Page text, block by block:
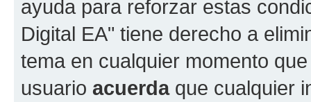
ayuda para reforzar estas
Digital EA" tiene derecho a
tema en cualquier momento
usuario acuerdaque cualquier